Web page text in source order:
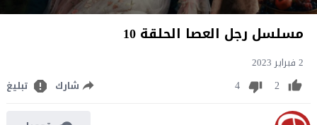
مسلسل رجل العصا الحلقة 10
2 فبراير 2023
2
4 شارك تبليغ